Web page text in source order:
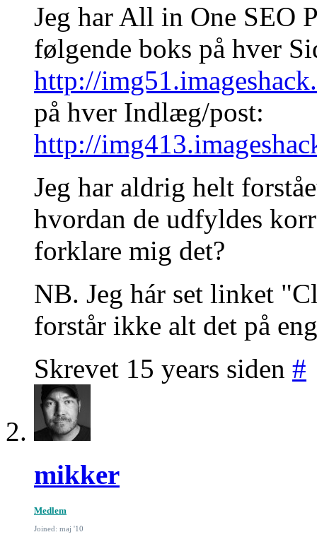
Jeg har All in One SEO
følgende boks på hver
http://
på hver Indlæg/post:
http://
Jeg har aldrig helt
hvordan de udfyldes
forklare mig det?
NB. Jeg hár set linket
forstår ikke alt det på
Skrevet 15 years siden #
mikker
Medlem
Joined: maj '10